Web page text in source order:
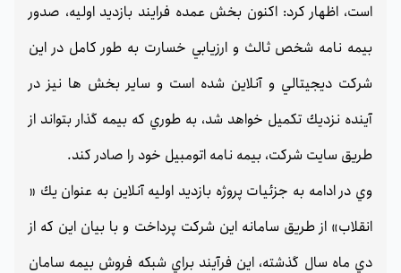
است، ‌اظهار كرد: اكنون بخش عمده فرايند بازديد اوليه،‌ صدور
بيمه نامه شخص ثالث و ارزيابي خسارت به طور كامل در اين
شركت ديجيتالي و آنلاين شده است و ساير بخش ها نيز در
آينده نزديك تكميل خواهد شد، ‌به طوري كه بيمه گذار بتواند از
طريق سايت شركت، بيمه نامه اتومبيل خود را صادر كند.
وي در ادامه به جزئيات پروژه بازديد اوليه آنلاين به عنوان يك «
انقلاب» از طريق سامانه اين شركت پرداخت و با بيان اين كه از
دي ماه سال گذشته، اين فرآيند براي شبكه فروش بيمه سامان